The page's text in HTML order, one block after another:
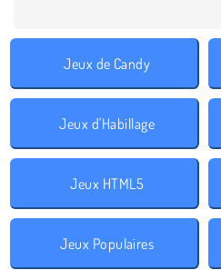
Jeux de Candy
Jeux d'Habillage
Jeux HTML5
Jeux Populaires